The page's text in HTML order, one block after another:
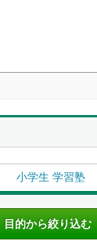
小学生 学習塾